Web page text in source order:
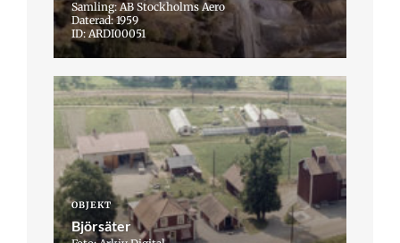
Samling: AB Stockholms Aero
Daterad: 1959
ID: ARDI00051
OBJEKT
Björsäter